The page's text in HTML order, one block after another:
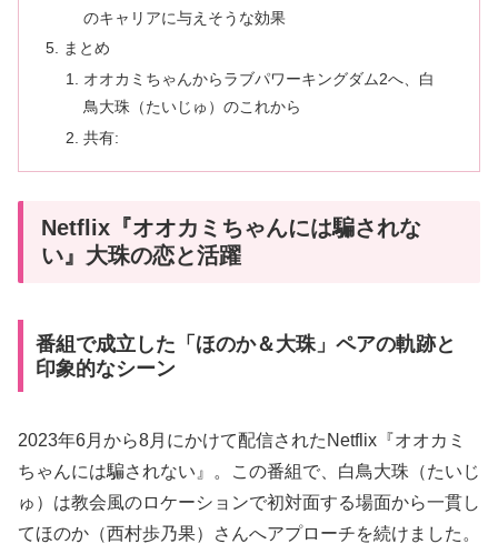
のキャリアに与えそうな効果
まとめ
オオカミちゃんからラブパワーキングダム2へ、白
鳥大珠（たいじゅ）のこれから
共有:
Netflix『オオカミちゃんには騙されな
い』大珠の恋と活躍
番組で成立した「ほのか＆大珠」ペアの軌跡と
印象的なシーン
2023年6月から8月にかけて配信されたNetflix『オオカミ
ちゃんには騙されない』。この番組で、白鳥大珠（たいじ
ゅ）は教会風のロケーションで初対面する場面から一貫し
てほのか（西村歩乃果）さんへアプローチを続けました。